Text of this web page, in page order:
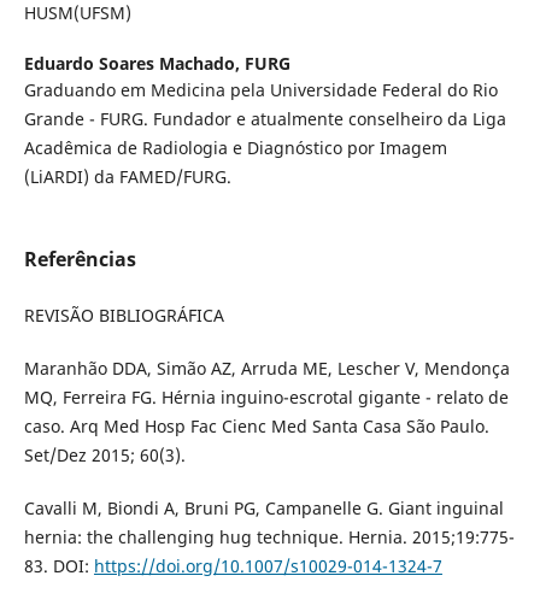
HUSM(UFSM)
Eduardo Soares Machado, FURG
Graduando em Medicina pela Universidade Federal do Rio
Grande - FURG. Fundador e atualmente conselheiro da Liga
Acadêmica de Radiologia e Diagnóstico por Imagem
(LiARDI) da FAMED/FURG.
Referências
REVISÃO BIBLIOGRÁFICA
Maranhão DDA, Simão AZ, Arruda ME, Lescher V, Mendonça
MQ, Ferreira FG. Hérnia inguino-escrotal gigante - relato de
caso. Arq Med Hosp Fac Cienc Med Santa Casa São Paulo.
Set/Dez 2015; 60(3).
Cavalli M, Biondi A, Bruni PG, Campanelle G. Giant inguinal
hernia: the challenging hug technique. Hernia. 2015;19:775-
83. DOI: https://doi.org/10.1007/s10029-014-1324-7